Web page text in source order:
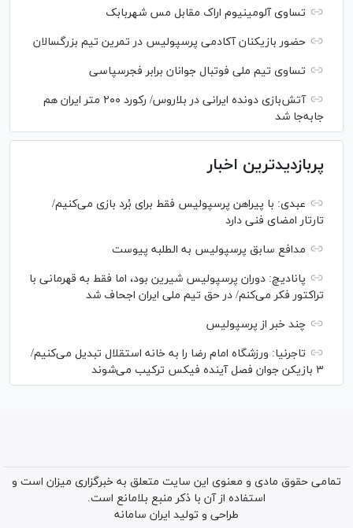
تساوی آلومینیوم اراک مقابل مس شهربابک
حضور بازیکنان آکادمی پرسپولیس در تمرین تیم بزرگسالان
تساوی تیم ملی فوتبال جوانان برابر فجرسپاسی
آتش‌بازی دونده ایرانی در بلاروس/ رکورد ۲۰۰ متر ایران هم
جابه‌جا شد
پربازدیدترین اخبار
عبدی: با پیراهن پرسپولیس فقط برای بُرد بازی می‌کنیم/
تارتار امضای فنی دارد
مدافع سابق پرسپولیس به الطلبه پیوست
پانادیچ: دوران پرسپولیس شیرین بود، اما فقط به قهرمانی با
تراکتور فکر می‌کنم/ در حق تیم ملی ایران اجحاف شد
چند خبر از پرسپولیس
تاجرنیا: ورزشگاه امام رضا را به خانه استقلال تبدیل می‌کنیم/
۳ بازیکن جوان فصل آینده فیکس ترکیب می‌شوند
تمامی حقوق مادی و معنوی این سایت متعلق به خبرگزاری میزان است و
استفاده از آن با ذکر منبع بلامانع است.
طراحی و تولید ایران سامانه